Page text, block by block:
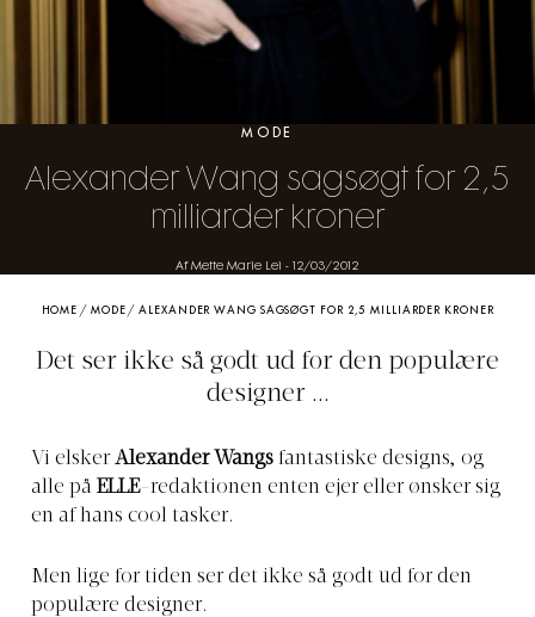
MODE
Alexander Wang sagsøgt for 2,5
milliarder kroner
Af Mette Marie Lei - 12/03/2012
HOME / MODE /ALEXANDER WANG SAGSØGT FOR 2,5 MILLIARDER KRONER
Det ser ikke så godt ud for den populære
designer ...
Vi elsker Alexander Wangs fantastiske designs, og
alle på ELLE-redaktionen enten ejer eller ønsker sig
en af hans cool tasker.
Men lige for tiden ser det ikke så godt ud for den
populære designer.